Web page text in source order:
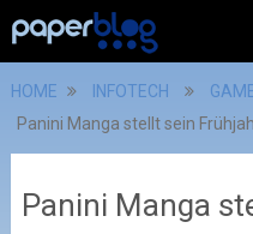
HOME INFOTECH
Panini Manga stellt sein
Panini Manga